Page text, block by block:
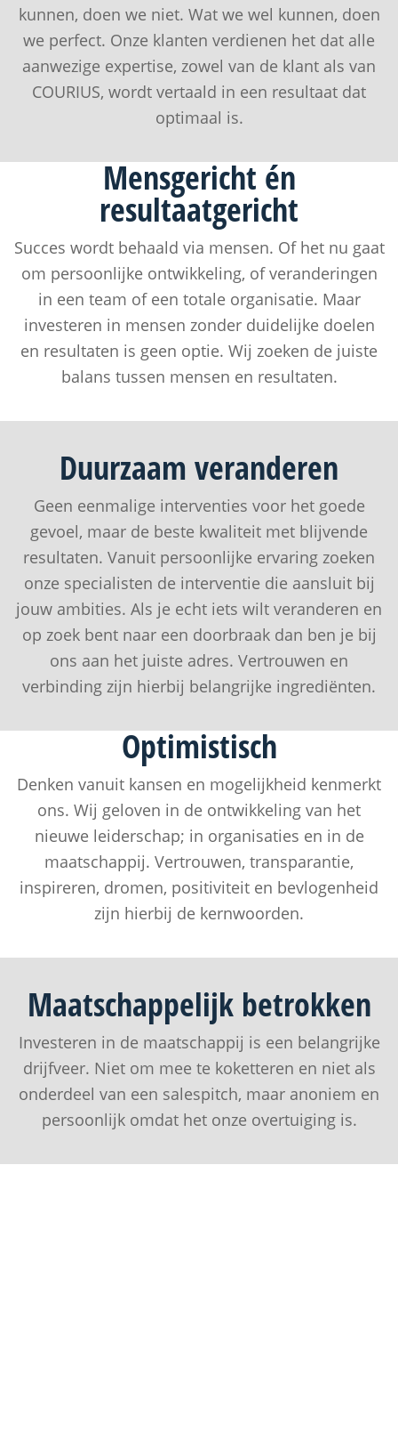
kunnen, doen we niet. Wat we wel kunnen, doen
we perfect. Onze klanten verdienen het dat alle
aanwezige expertise, zowel van de klant als van
COURIUS, wordt vertaald in een resultaat dat
optimaal is.
Mensgericht én
resultaatgericht
Succes wordt behaald via mensen. Of het nu gaat
om persoonlijke ontwikkeling, of veranderingen
in een team of een totale organisatie. Maar
investeren in mensen zonder duidelijke doelen
en resultaten is geen optie. Wij zoeken de juiste
balans tussen mensen en resultaten.
Duurzaam veranderen
Geen eenmalige interventies voor het goede
gevoel, maar de beste kwaliteit met blijvende
resultaten. Vanuit persoonlijke ervaring zoeken
onze specialisten de interventie die aansluit bij
jouw ambities. Als je echt iets wilt veranderen en
op zoek bent naar een doorbraak dan ben je bij
ons aan het juiste adres. Vertrouwen en
verbinding zijn hierbij belangrijke ingrediënten.
Optimistisch
Denken vanuit kansen en mogelijkheid kenmerkt
ons. Wij geloven in de ontwikkeling van het
nieuwe leiderschap; in organisaties en in de
maatschappij. Vertrouwen, transparantie,
inspireren, dromen, positiviteit en bevlogenheid
zijn hierbij de kernwoorden.
Maatschappelijk betrokken
Investeren in de maatschappij is een belangrijke
drijfveer. Niet om mee te koketteren en niet als
onderdeel van een salespitch, maar anoniem en
persoonlijk omdat het onze overtuiging is.